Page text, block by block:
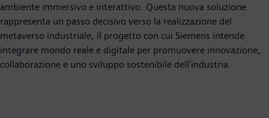
ambiente immersivo e interattivo. Questa nuova soluzione
rappresenta un passo decisivo verso la realizzazione del
metaverso industriale, il progetto con cui Siemens intende
integrare mondo reale e digitale per promuovere innovazione,
collaborazione e uno sviluppo sostenibile dell’industria.